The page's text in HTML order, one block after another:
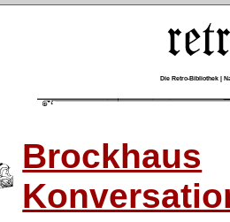
Die Retro-Bibliothek |
Brockhaus